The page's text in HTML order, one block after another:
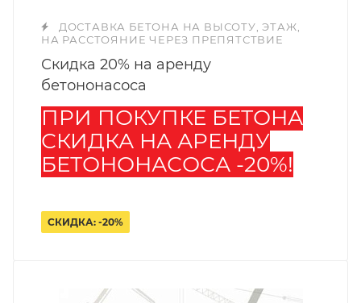
ДОСТАВКА БЕТОНА НА ВЫСОТУ, ЭТАЖ,
НА РАССТОЯНИЕ ЧЕРЕЗ ПРЕПЯТСТВИЕ
Скидка 20% на аренду
бетононасоса
ПРИ ПОКУПКЕ БЕТОНА
СКИДКА НА АРЕНДУ
БЕТОНОНАСОСА -20%!
СКИДКА: -20%